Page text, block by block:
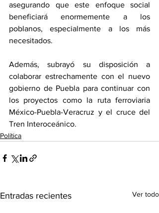
asegurando que este enfoque social
beneficiará enormemente a los
poblanos, especialmente a los más
necesitados.
Además, subrayó su disposición a
colaborar estrechamente con el nuevo
gobierno de Puebla para continuar con
los proyectos como la ruta ferroviaria
México-Puebla-Veracruz y el cruce del
Tren Interoceánico.
Política
Entradas recientes Ver todo